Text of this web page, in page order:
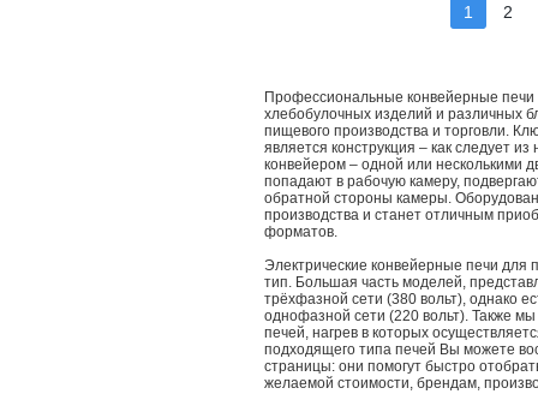
1 2
Профессиональные конвейерные
хлебобулочных изделий и различных
пищевого производства и торговли.
является конструкция – как следует
конвейером – одной или несколькими
попадают в рабочую камеру,
обратной стороны камеры.
производства и станет отличным
форматов.
Электрические конвейерные печи
тип. Большая часть моделей,
трёхфазной сети (380 вольт), однако
однофазной сети (220 вольт). Также
печей, нагрев в которых
подходящего типа печей Вы можете
страницы: они помогут быстро
желаемой стоимости, брендам,